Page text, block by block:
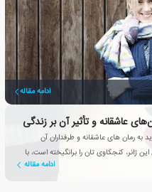
ادامه مقاله
به رمان های عاشقانه و طرفداران آن
ژانر، کنجکاوی تان را برانگیخته است، با
ادامه مقاله